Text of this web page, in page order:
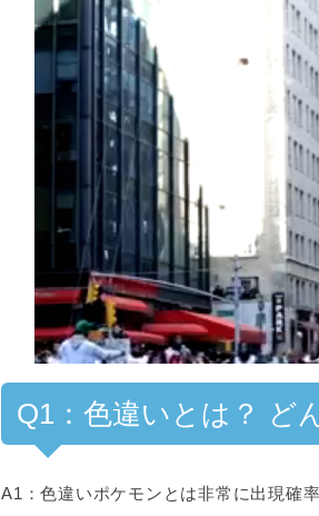
Q1：色違いとは？ ど
A1：色違いポケモンとは非常に出現確